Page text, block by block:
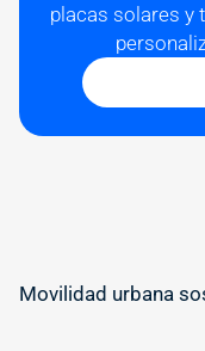
placas solares y
Movilidad urbana